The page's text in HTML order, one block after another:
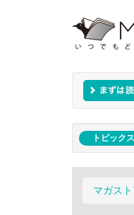
トピック
マガス